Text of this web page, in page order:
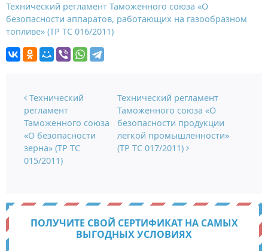
Технический регламент Таможенного союза «О
безопасности аппаратов, работающих на газообразном
топливе» (ТР ТС 016/2011)
Навигация по записям
Технический
регламент
Таможенного союза
«О безопасности
зерна» (ТР ТС
015/2011)
Технический регламент
Таможенного союза «О
безопасности продукции
легкой промышленности»
(ТР ТС 017/2011)
ПОЛУЧИТЕ СВОЙ СЕРТИФИКАТ НА САМЫХ
ВЫГОДНЫХ УСЛОВИЯХ